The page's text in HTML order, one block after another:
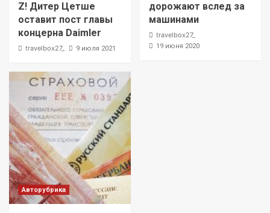
Z! Дитер Цетше
оставит пост главы
концерна Daimler
travelbox27_ 9 июля 2021
дорожают вслед за
машинами
travelbox27_
19 июня 2020
Авторубрика